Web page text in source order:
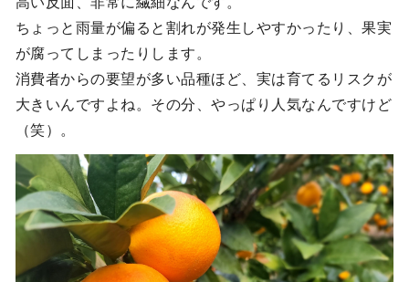
ちょっと雨量が偏ると割れが発生しやすかったり、果実
が腐ってしまったりします。
消費者からの要望が多い品種ほど、実は育てるリスクが
大きいんですよね。その分、やっぱり人気なんですけど
（笑）。